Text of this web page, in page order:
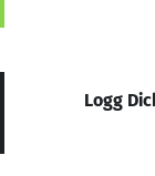
Logg